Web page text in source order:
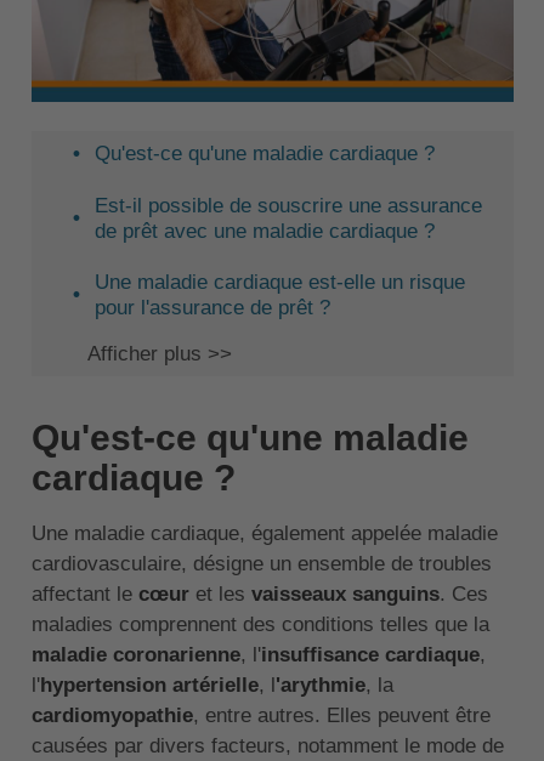
Qu'est-ce qu'une maladie cardiaque ?
Est-il possible de souscrire une assurance
de prêt avec une maladie cardiaque ?
Une maladie cardiaque est-elle un risque
pour l'assurance de prêt ?
Afficher plus >>
Qu'est-ce qu'une maladie
cardiaque ?
Une maladie cardiaque, également appelée maladie
cardiovasculaire, désigne un ensemble de troubles
affectant le cœur et les vaisseaux sanguins. Ces
maladies comprennent des conditions telles que la
maladie coronarienne, l'insuffisance cardiaque,
l'hypertension artérielle, l 'arythmie, la
cardiomyopathie, entre autres. Elles peuvent être
causées par divers facteurs, notamment le mode de